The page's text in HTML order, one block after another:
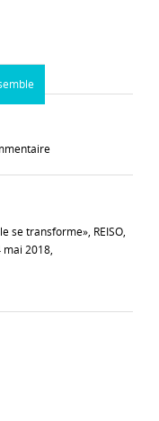
se transforme», REISO,
2018,